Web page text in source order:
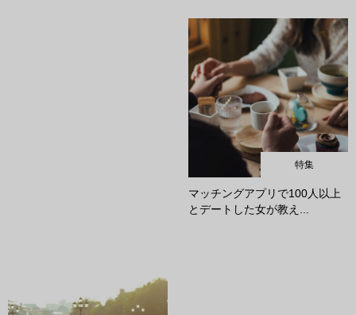
特集
マッチングアプリで100人以上
とデートした女が教え...